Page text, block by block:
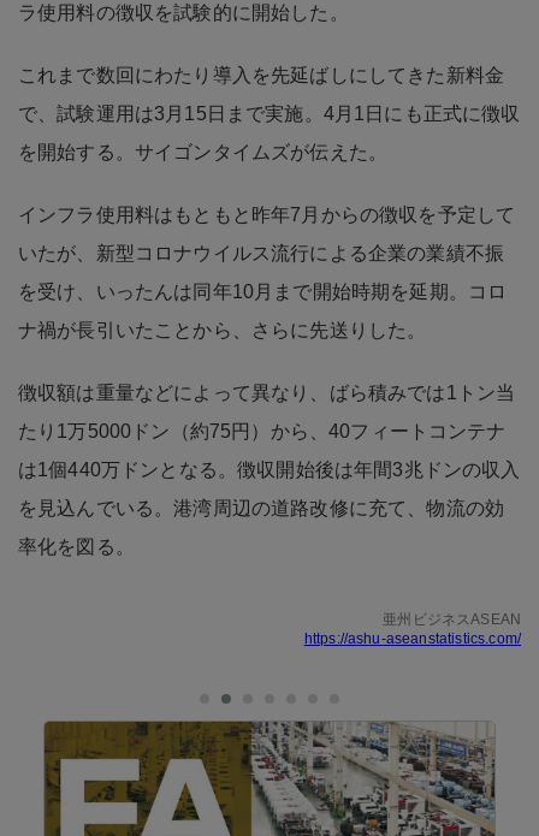
ラ使用料の徴収を試験的に開始した。
これまで数回にわたり導入を先延ばしにしてきた新料金
で、試験運用は3月15日まで実施。4月1日にも正式に徴収
を開始する。サイゴンタイムズが伝えた。
インフラ使用料はもともと昨年7月からの徴収を予定して
いたが、新型コロナウイルス流行による企業の業績不振
を受け、いったんは同年10月まで開始時期を延期。コロ
ナ禍が長引いたことから、さらに先送りした。
徴収額は重量などによって異なり、ばら積みでは1トン当
たり1万5000ドン（約75円）から、40フィートコンテナ
は1個440万ドンとなる。徴収開始後は年間3兆ドンの収入
を見込んでいる。港湾周辺の道路改修に充て、物流の効
率化を図る。
亜州ビジネスASEAN
https://ashu-aseanstatistics.com/